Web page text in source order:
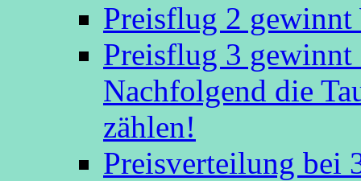
Preisflug 2
Preisflug 3
Nachfolgend die
zählen!
Preisverteilung bei